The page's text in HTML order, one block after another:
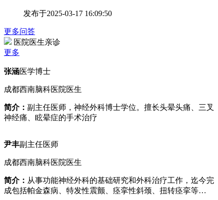
发布于2025-03-17 16:09:50
更多问答
医院医生亲诊
更多
张涵医学博士
成都西南脑科医院医生
简介： 副主任医师，神经外科博士学位。擅长头晕头痛、三叉
神经痛、眩晕症的手术治疗
尹丰副主任医师
成都西南脑科医院医生
简介： 从事功能神经外科的基础研究和外科治疗工作，迄今完
成包括帕金森病、特发性震颤、痉挛性斜颈、扭转痉挛等…